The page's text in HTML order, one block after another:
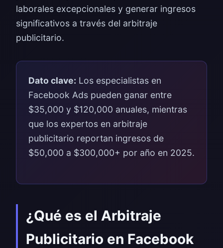
laborales excepcionales y generar ingresos
significativos a través del arbitraje
publicitario.
Dato clave: Los especialistas en
Facebook Ads pueden ganar entre
$35,000 y $120,000 anuales, mientras
que los expertos en arbitraje
publicitario reportan ingresos de
$50,000 a $300,000+ por año en 2025.
¿Qué es el Arbitraje
Publicitario en Facebook